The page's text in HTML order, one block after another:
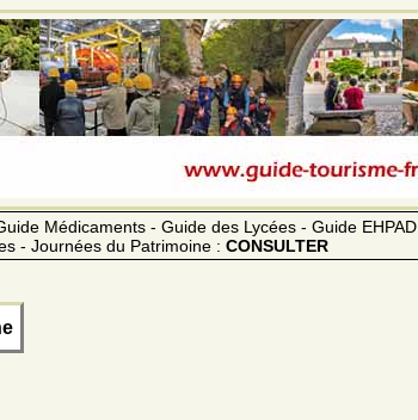
Médicaments - Guide des Lycées - Guide EHPAD
- Journées du Patrimoine : CONSULTER